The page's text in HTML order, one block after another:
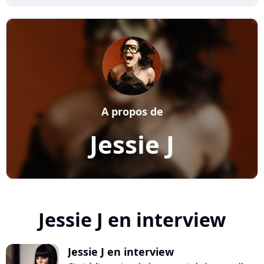
Jessie J
A propos de
Jessie J en interview
Jessie J en interview